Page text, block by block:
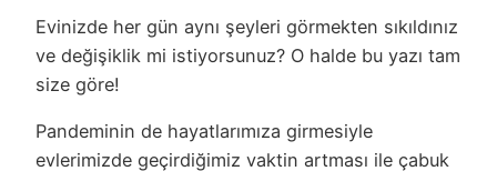
Evinizde her gün aynı şeyleri görmekten sıkıldınız
ve değişiklik mi istiyorsunuz? O halde bu yazı tam
size göre!
Pandeminin de hayatlarımıza girmesiyle
evlerimizde geçirdiğimiz vaktin artması ile çabuk